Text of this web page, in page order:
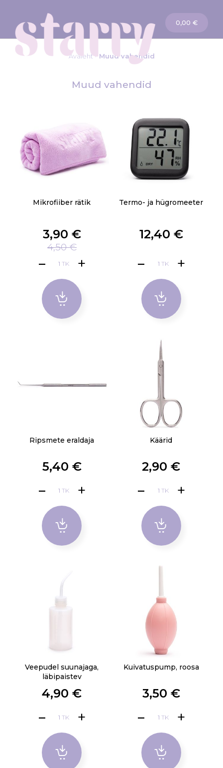
Ostukorv
0,00 €
Avaleht Muud vahendid
Muud vahendid
Mikrofiiber rätik
3,90 €
4,50 €
TK
Termo- ja hügromeeter
12,40 €
TK
Ripsmete eraldaja
5,40 €
TK
Käärid
2,90 €
TK
Veepudel suunajaga,
läbipaistev
4,90 €
TK
Kuivatuspump, roosa
3,50 €
TK